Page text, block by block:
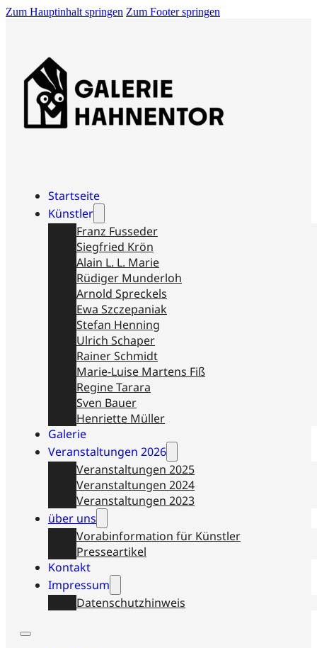
Zum Hauptinhalt springen Zum Footer springen
Startseite
Künstler
Franz Fusseder
Siegfried Krön
Alain L. L. Marie
Rüdiger Munderloh
Arnold Spreckels
Ewa Szczepaniak
Stefan Henning
Ulrich Schaper
Rainer Schmidt
Marie-Luise Martens Fiß
Regine Tarara
Sven Bauer
Henriette Müller
Galerie
Veranstaltungen 2026
Veranstaltungen 2025
Veranstaltungen 2024
Veranstaltungen 2023
über uns
Vorabinformation für Künstler
Presseartikel
Kontakt
Impressum
Datenschutzhinweis